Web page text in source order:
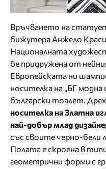
Връчването на
бижутера Анжело
Националната
бе придружена от
Европейската ни
носителка на „БГ модна
български тоалет.
носителка на Златна
най-добър млад
със своите черно-бели
Полата е скроена в
геометрични форми с